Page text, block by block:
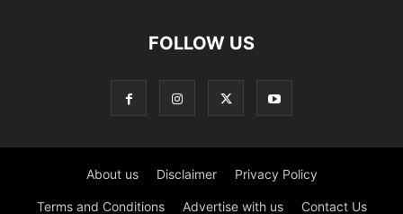
FOLLOW US
About us Disclaimer Privacy Policy
Terms and Conditions Advertise with us Contact Us